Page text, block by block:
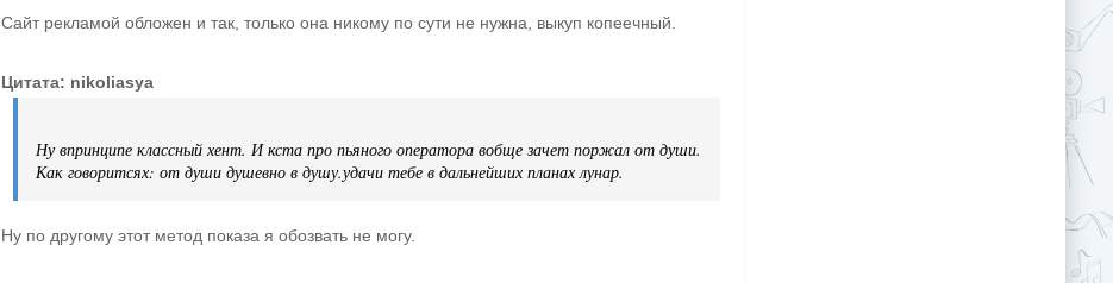
Сайт рекламой обложен и так, только она никому по сути не нужна, выкуп копеечный.
Цитата: nikoliasya
Ну впринципе классный хент. И кста про пьяного оператора вобще зачет поржал от души.
Как говоритсях: от души душевно в душу.удачи тебе в дальнейших планах лунар.
Ну по другому этот метод показа я обозвать не могу.